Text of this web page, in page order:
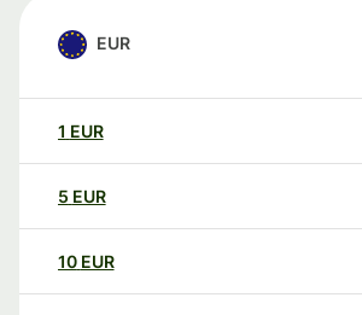
EUR
1 EUR
5 EUR
10 EUR